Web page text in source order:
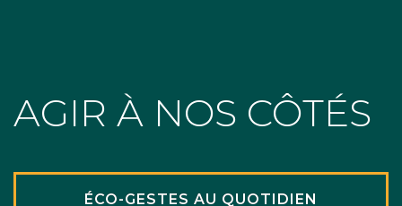
AGIR À NOS CÔTÉS
ÉCO-GESTES AU QUOTIDIEN